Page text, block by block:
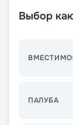
Выбор
ПАЛУБА